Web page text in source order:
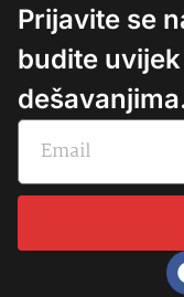
Prijavite se
budite